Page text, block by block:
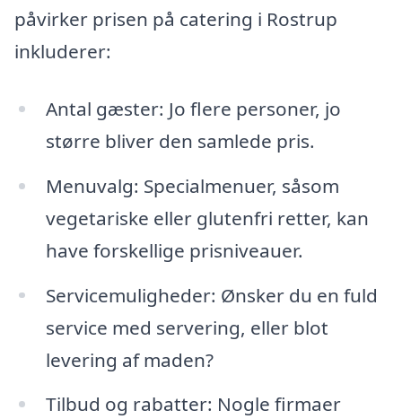
påvirker prisen på catering i Rostrup
inkluderer:
Antal gæster: Jo flere personer, jo
større bliver den samlede pris.
Menuvalg: Specialmenuer, såsom
vegetariske eller glutenfri retter, kan
have forskellige prisniveauer.
Servicemuligheder: Ønsker du en fuld
service med servering, eller blot
levering af maden?
Tilbud og rabatter: Nogle firmaer